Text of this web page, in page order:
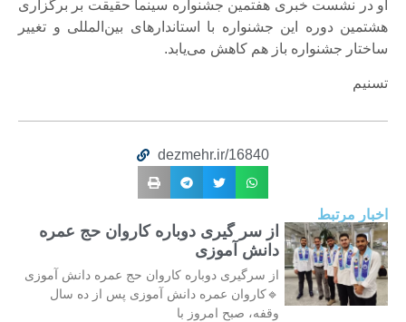
او در نشست خبری هفتمین جشنواره سینما حقیقت بر برگزاری
هشتمین دوره این جشنواره با استاندارهای بین‌المللی و تغییر
ساختار جشنواره باز هم کاهش می‌یابد.
تسنیم
dezmehr.ir/16840
اخبار مرتبط
از سر گیری دوباره کاروان حج عمره
دانش آموزی
از سرگیری دوباره کاروان حج عمره دانش آموزی
🔹کاروان عمره دانش آموزی پس از ده سال
وقفه، صبح امروز با